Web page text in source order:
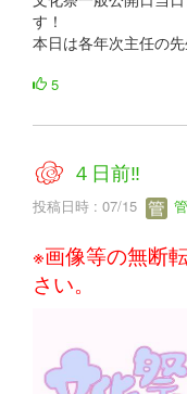
す！
本日は各年次主任の
5
４日前‼
投稿日時 : 07/15
※画像等の無断
さい。